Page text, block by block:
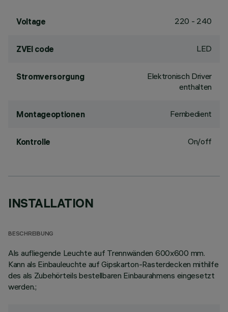
Voltage 220 - 240
ZVEI code LED
Stromversorgung
Elektronisch Driver
enthalten
Montageoptionen Fernbedient
Kontrolle On/off
INSTALLATION
BESCHREIBUNG
Als aufliegende Leuchte auf Trennwänden 600x600 mm.
Kann als Einbauleuchte auf Gipskarton-Rasterdecken mithilfe
des als Zubehörteils bestellbaren Einbaurahmens eingesetzt
werden.;